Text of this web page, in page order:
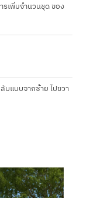
เพิ่มจำนวนชุด ของ
แบบจากซ้าย ไปขวา